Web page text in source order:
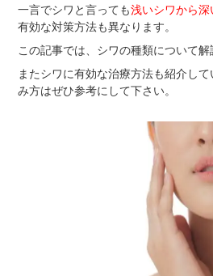
一言でシワと言っても浅いシワから
有効な対策方法も異なります。
この記事では、シワの種類について解
またシワに有効な治療方法も紹介し
み方はぜひ参考にして下さい。